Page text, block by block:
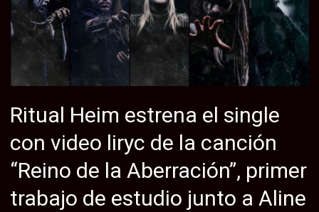
single
de
que
la
melancolía
transformación
Ritual Heim estrena el single
con video liryc de la canción
“Reino de la Aberración”, primer
trabajo de estudio junto a Aline